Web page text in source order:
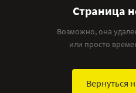
Страница
Возможно, она
или просто
Вернуться